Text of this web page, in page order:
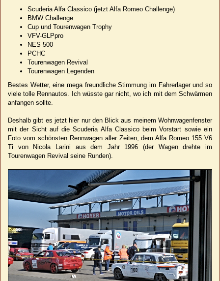
Scuderia Alfa Classico (jetzt Alfa Romeo Challenge)
BMW Challenge
Cup und Tourenwagen Trophy
VFV-GLPpro
NES 500
PCHC
Tourenwagen Revival
Tourenwagen Legenden
Bestes Wetter, eine mega freundliche Stimmung im Fahrerlager und so
viele tolle Rennautos. Ich wüsste gar nicht, wo ich mit dem Schwärmen
anfangen sollte.
Deshalb gibt es jetzt hier nur den Blick aus meinem Wohnwagenfenster
mit der Sicht auf die Scuderia Alfa Classico beim Vorstart sowie ein
Foto vom schönsten Rennwagen aller Zeiten, dem Alfa Romeo 155 V6
Ti von Nicola Larini aus dem Jahr 1996 (der Wagen drehte im
Tourenwagen Revival seine Runden).